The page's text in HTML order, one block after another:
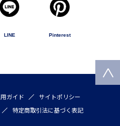
LINE Pinterest
ガイド
サイトポリシー
特定商取引法に基づく表記